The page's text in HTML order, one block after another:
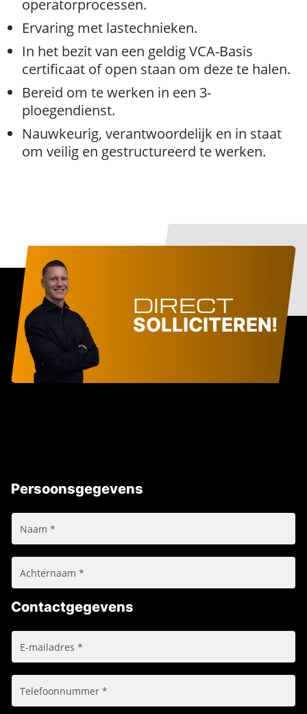
operatorprocessen.
Ervaring met lastechnieken.
In het bezit van een geldig VCA-Basis
certificaat of open staan om deze te halen.
Bereid om te werken in een 3-
ploegendienst.
Nauwkeurig, verantwoordelijk en in staat
om veilig en gestructureerd te werken.
DIRECT
SOLLICITEREN!
Persoonsgegevens
Contactgegevens